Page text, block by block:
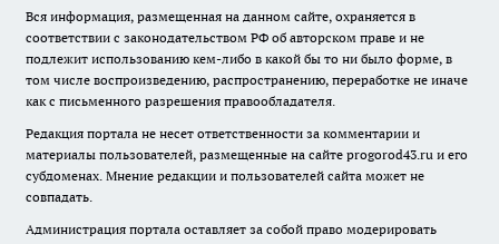
Вся информация, размещенная на данном сайте, охраняется в
соответствии с законодательством РФ об авторском праве и не
подлежит использованию кем-либо в какой бы то ни было форме, в
том числе воспроизведению, распространению, переработке не иначе
как с письменного разрешения правообладателя.
Редакция портала не несет ответственности за комментарии и
материалы пользователей, размещенные на сайте progorod43.ru и его
субдоменах. Мнение редакции и пользователей сайта может не
совпадать.
Администрация портала оставляет за собой право модерировать